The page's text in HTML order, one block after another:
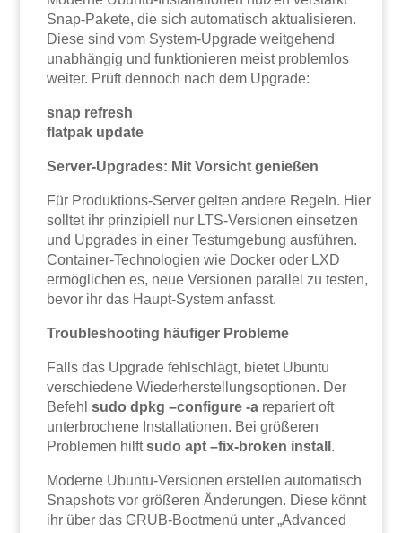
Snap-Pakete, die sich automatisch aktualisieren.
Diese sind vom System-Upgrade weitgehend
unabhängig und funktionieren meist problemlos
weiter. Prüft dennoch nach dem Upgrade:
snap refresh
flatpak update
Server-Upgrades: Mit Vorsicht genießen
Für Produktions-Server gelten andere Regeln. Hier
solltet ihr prinzipiell nur LTS-Versionen einsetzen
und Upgrades in einer Testumgebung ausführen.
Container-Technologien wie Docker oder LXD
ermöglichen es, neue Versionen parallel zu testen,
bevor ihr das Haupt-System anfasst.
Troubleshooting häufiger Probleme
Falls das Upgrade fehlschlägt, bietet Ubuntu
verschiedene Wiederherstellungsoptionen. Der
Befehlsudo dpkg –configure -a repariert oft
unterbrochene Installationen. Bei größeren
Problemen hilftsudo apt –fix-broken install .
Moderne Ubuntu-Versionen erstellen automatisch
Snapshots vor größeren Änderungen. Diese könnt
ihr über das GRUB-Bootmenü unter „Advanced